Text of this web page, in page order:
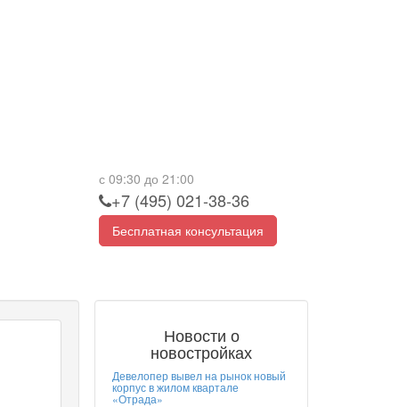
с 09:30 до 21:00
+7 (495) 021-38-36
Бесплатная консультация
Новости о
новостройках
Девелопер вывел на рынок новый
корпус в жилом квартале
«Отрада»